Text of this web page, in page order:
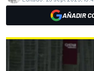
AÑADIR